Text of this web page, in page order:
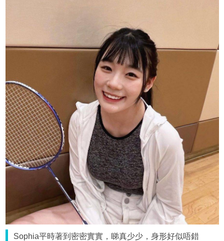
Sophia平時著到密密實實，睇真少少，身形好似唔錯